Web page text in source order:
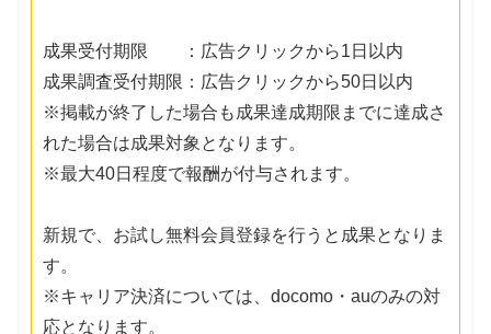
成果受付期限 ：広告クリックから1日以内
成果調査受付期限：広告クリックから50日以内
※掲載が終了した場合も成果達成期限までに達成さ
れた場合は成果対象となります。
※最大40日程度で報酬が付与されます。
新規で、お試し無料会員登録を行うと成果となりま
す。
※キャリア決済については、docomo・auのみの対
応となります。